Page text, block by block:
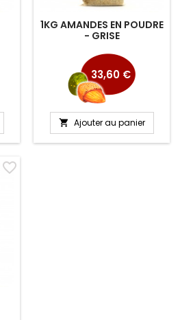
1KG AMANDES EN POUDRE
- GRISE
Prix
33,60 €
 Ajouter au panier
favorite_border